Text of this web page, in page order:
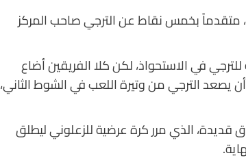
إلى 65 نقطة ليحتل الصدارة، متقدماً بخمس نقاط عن الترجي صاحب المركز
في الاستحواذ، لكن كلا الفريقين أضاع
يصعد الترجي من وتيرة اللعب في الشوط الثاني،
الذي مرر كرة عرضية للزعلوني ليطلق